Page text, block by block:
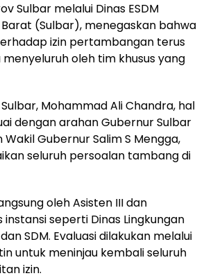
Sulbar melalui Dinas ESDM
Barat (Sulbar), menegaskan bahwa
izin pertambangan terus
oleh tim khusus yang
Sulbar, Mohammad Ali Chandra, hal
dengan arahan Gubernur Sulbar
Wakil Gubernur Salim S Mengga,
seluruh persoalan tambang di
oleh Asisten III dan
seperti Dinas Lingkungan
dan SDM. Evaluasi dilakukan melalui
untuk meninjau kembali seluruh
izin.